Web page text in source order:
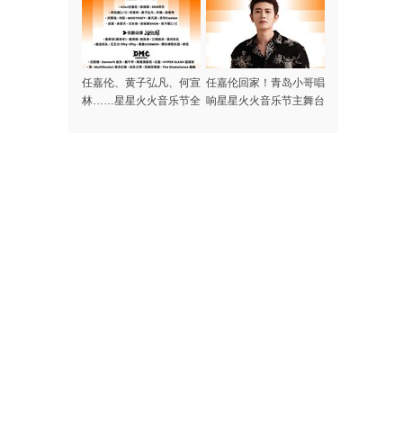
唱
任嘉伦、黄子弘凡、何宣
林……星星火火音乐节全
任嘉伦回家！青岛小哥唱
响星星火火音乐节主舞台